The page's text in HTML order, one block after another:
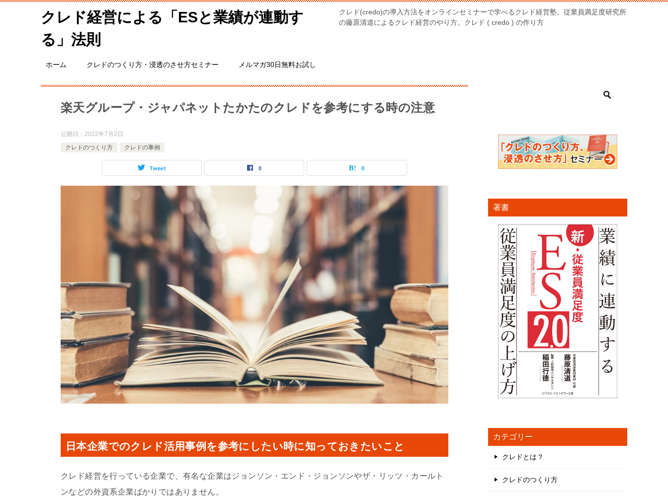
クレド経営による「ESと業績が連動す
る」法則
クレド(credo)の導入方法をオンラインセミナーで学べるクレド経営塾。従業員満足度研究所
の藤原清道によるクレド経営のやり方。クレド ( credo ) の作り方
ホーム クレドのつくり方・浸透のさせ方セミナー メルマガ30日無料お試し
楽天グループ・ジャパネットたかたのクレドを参考にする時の注意
公開日： 2022年7月2日
クレドのつくり方
クレドの事例
Tweet 0 0
日本企業でのクレド活用事例を参考にしたい時に知っておきたいこと
クレド経営を行っている企業で、有名な企業はジョンソン・エンド・ジョンソンやザ・リッツ・カールト
ンなどの外資系企業ばかりではありません。
著書
カテゴリー
クレドとは？
クレドのつくり方